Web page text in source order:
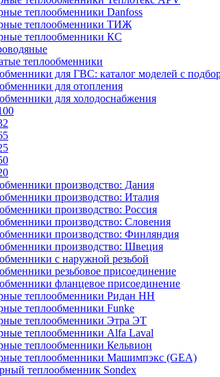
теплообменники Danfoss
теплообменники ТИЖ
теплообменники КC
теплообменники
для ГВС: каталог моделей с
для отопления
для холодоснабжения
производство: Дания
производство: Италия
производство: Россия
производство: Словения
производство: Финляндия
производство: Швеция
с наружной резьбой
резьбовое присоединение
фланцевое присоединение
теплообменники Ридан НН
теплообменники Funke
теплообменники Этра ЭТ
теплообменники Alfa Laval
теплообменники Кельвион
теплообменники Машимпэкс (GEA)
теплообменник Sondex